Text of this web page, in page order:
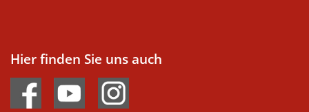
Hier finden Sie uns auch